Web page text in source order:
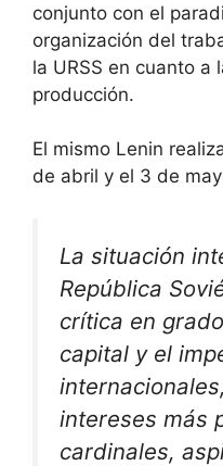
conjunto con el
organización del
la URSS en cuanto a
producción.
El mismo Lenin
de abril y el 3 de
La situación
República
crítica en
capital y el
intereses más
cardinales,